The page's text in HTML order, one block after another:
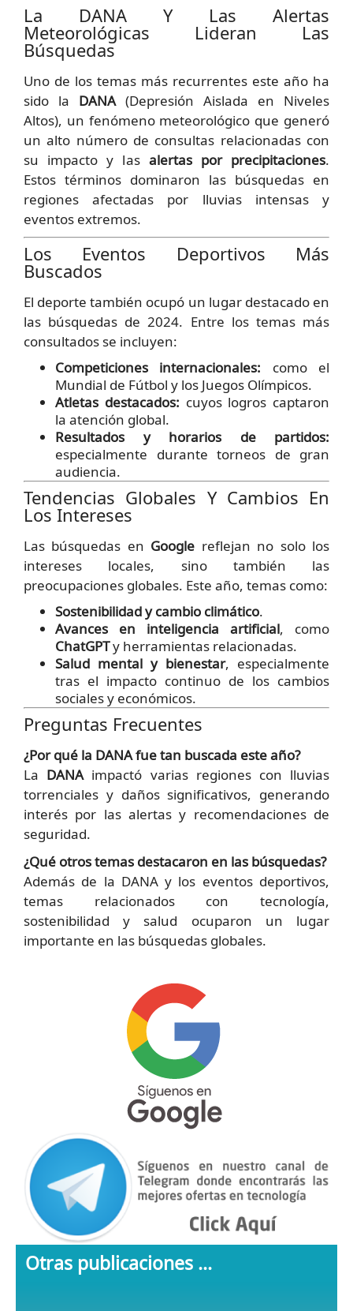
La DANA Y Las Alertas
Meteorológicas Lideran Las
Búsquedas
Uno de los temas más recurrentes este año ha
sido la DANA(Depresión Aislada en Niveles
Altos), un fenómeno meteorológico que generó
un alto número de consultas relacionadas con
su impacto y las alertas por precipitaciones.
Estos términos dominaron las búsquedas en
regiones afectadas por lluvias intensas y
eventos extremos.
Los Eventos Deportivos Más
Buscados
El deporte también ocupó un lugar destacado en
las búsquedas de 2024. Entre los temas más
consultados se incluyen:
Competiciones internacionales: como el
Mundial de Fútbol y los Juegos Olímpicos.
Atletas destacados: cuyos logros captaron
la atención global.
Resultados y horarios de partidos:
especialmente durante torneos de gran
audiencia.
Tendencias Globales Y Cambios En
Los Intereses
Las búsquedas en Google reflejan no solo los
intereses locales, sino también las
preocupaciones globales. Este año, temas como:
Sostenibilidad y cambio climático.
Avances en inteligencia artificial, como
ChatGPTy herramientas relacionadas.
Salud mental y bienestar, especialmente
tras el impacto continuo de los cambios
sociales y económicos.
Preguntas Frecuentes
¿Por qué la DANA fue tan buscada este año?
La DANAimpactó varias regiones con lluvias
torrenciales y daños significativos, generando
interés por las alertas y recomendaciones de
seguridad.
¿Qué otros temas destacaron en las búsquedas?
Además de la DANA y los eventos deportivos,
temas relacionados con tecnología,
sostenibilidad y salud ocuparon un lugar
importante en las búsquedas globales.
Otras publicaciones ...